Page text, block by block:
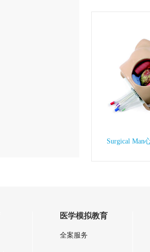
Surgical Man
医学模拟教育
全案服务